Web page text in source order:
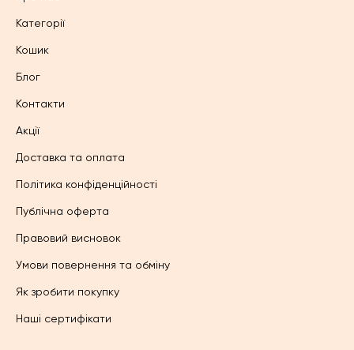
Категорії
Кошик
Блог
Контакти
Акції
Доставка та оплата
Політика конфіденційності
Публічна оферта
Правовий висновок
Умови повернення та обміну
Як зробити покупку
Наші сертифікати